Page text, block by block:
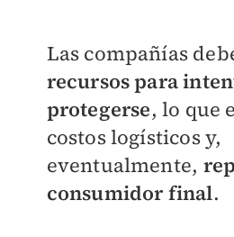
Las compañías
recursos para
protegerse, lo que
costos logísticos y,
eventualmente,
consumidor final.